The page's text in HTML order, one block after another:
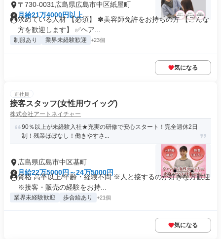
〒730-0031広島県広島市中区紙屋町
月給21万4000円以上
求めている人材 【必須】 ✽美容師免許をお持ちの方 【こんな
方を歓迎します】 ✅ヘア...
制服あり 業界未経験歓迎 +23個
気になる
正社員
接客スタッフ(女性用ウイッグ)
株式会社アートネイチャー
90％以上が未経験入社★充実の研修で安心スタート！完全週休2日
制！残業ほぼなし！働きやすさ...
広島県広島市中区基町
月給22万5000円～24万5000円
資格 高卒以上/年齢・経験不問 ※人と接するのが好きな方歓迎
※接客・販売の経験をお持...
業界未経験歓迎 歩合給あり +21個
気になる